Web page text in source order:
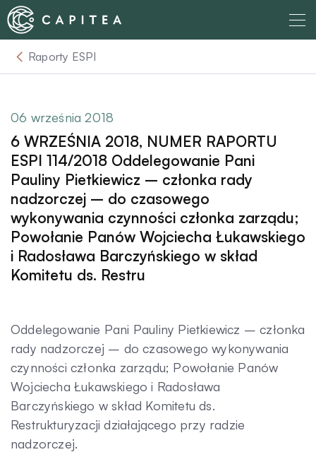
Skip
to
content
O nas
Dla Wierzyciela
Relacje Inwestorskie
Dla Dłużnika
Komunikaty
Kontakt
Raporty ESPI
06 września 2018
6 WRZEŚNIA 2018, NUMER RAPORTU
ESPI 114/2018 Oddelegowanie Pani
Pauliny Pietkiewicz – członka rady
nadzorczej – do czasowego
wykonywania czynności członka zarządu;
Powołanie Panów Wojciecha Łukawskiego
i Radosława Barczyńskiego w skład
Komitetu ds. Restru
Oddelegowanie Pani Pauliny Pietkiewicz – członka
rady nadzorczej – do czasowego wykonywania
czynności członka zarządu; Powołanie Panów
Wojciecha Łukawskiego i Radosława
Barczyńskiego w skład Komitetu ds.
Restrukturyzacji działającego przy radzie
nadzorczej.